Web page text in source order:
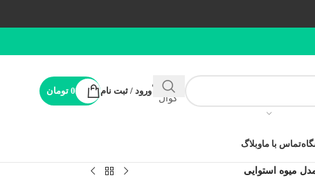
پشتیبانی
کوال
ورود / ثبت نام 0 تومان
تماس با ماوبلاگ
میوه استوایی